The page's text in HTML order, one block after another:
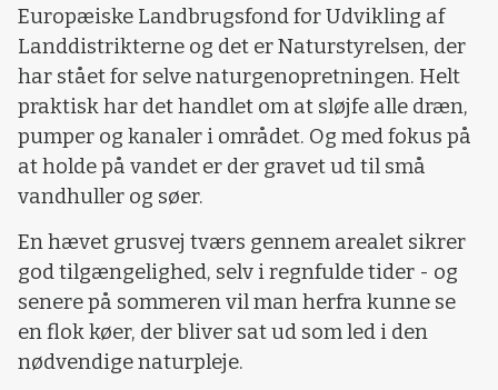
Europæiske Landbrugsfond for Udvikling af
Landdistrikterne og det er Naturstyrelsen, der
har stået for selve naturgenopretningen. Helt
praktisk har det handlet om at sløjfe alle dræn,
pumper og kanaler i området. Og med fokus på
at holde på vandet er der gravet ud til små
vandhuller og søer.
En hævet grusvej tværs gennem arealet sikrer
god tilgængelighed, selv i regnfulde tider - og
senere på sommeren vil man herfra kunne se
en flok køer, der bliver sat ud som led i den
nødvendige naturpleje.